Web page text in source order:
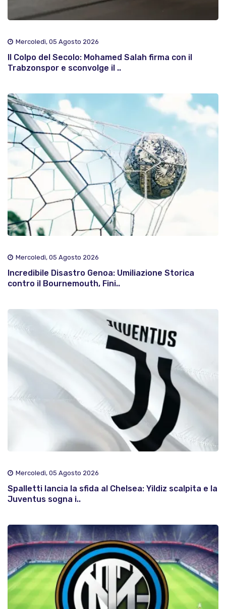
Mercoledì, 05 Agosto 2026
Il Colpo del Secolo: Mohamed Salah firma con il
Trabzonspor e sconvolge il ..
Mercoledì, 05 Agosto 2026
Incredibile Disastro Genoa: Umiliazione Storica
contro il Bournemouth, Fini..
Mercoledì, 05 Agosto 2026
Spalletti lancia la sfida al Chelsea: Yildiz scalpita e la
Juventus sogna i..